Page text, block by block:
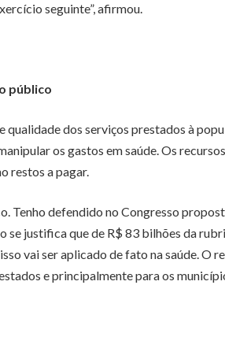
seguinte”, afirmou.
público
dos serviços prestados à
os gastos em saúde. Os
restos a pagar.
defendido no Congresso
justifica que de R$ 83 bilhões da
vai ser aplicado de fato na saúde. O
e principalmente para os